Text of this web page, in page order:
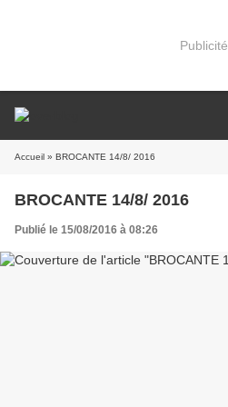
Publicité
Accueil » BROCANTE 14/8/ 2016
BROCANTE 14/8/ 2016
Publié le 15/08/2016 à 08:26